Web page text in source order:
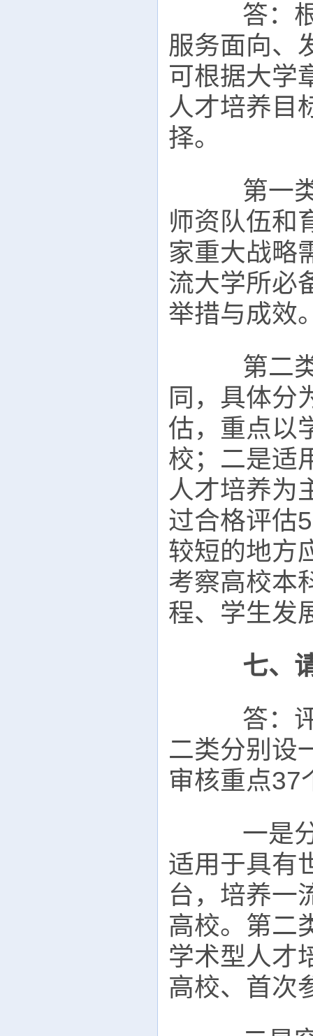
答：根
服务面向、
可根据大学
人才培养目
择。
第一类
师资队伍和
家重大战略
流大学所必
举措与成效
第二类
同，具体分
估，重点以
校；二是适
人才培养为
过合格评估
较短的地方
考察高校本
程、学生发
七、
答：评
二类分别设
审核重点37
一是分
适用于具有
台，培养一
高校。第二
学术型人才
高校、首次